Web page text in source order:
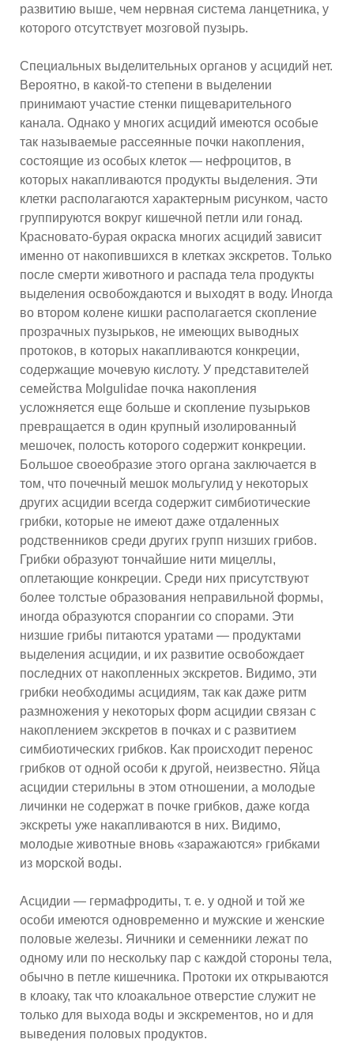
развитию выше, чем нервная система ланцетника, у
которого отсутствует мозговой пузырь.
Специальных выделительных органов у асцидий нет.
Вероятно, в какой-то степени в выделении
принимают участие стенки пищеварительного
канала. Однако у многих асцидий имеются особые
так называемые рассеянные почки накопления,
состоящие из особых клеток — нефроцитов, в
которых накапливаются продукты выделения. Эти
клетки располагаются характерным рисунком, часто
группируются вокруг кишечной петли или гонад.
Красновато-бурая окраска многих асцидий зависит
именно от накопившихся в клетках экскретов. Только
после смерти животного и распада тела продукты
выделения освобождаются и выходят в воду. Иногда
во втором колене кишки располагается скопление
прозрачных пузырьков, не имеющих выводных
протоков, в которых накапливаются конкреции,
содержащие мочевую кислоту. У представителей
семейства Molgulidae почка накопления
усложняется еще больше и скопление пузырьков
превращается в один крупный изолированный
мешочек, полость которого содержит конкреции.
Большое своеобразие этого органа заключается в
том, что почечный мешок мольгулид у некоторых
других асцидии всегда содержит симбиотические
грибки, которые не имеют даже отдаленных
родственников среди других групп низших грибов.
Грибки образуют тончайшие нити мицеллы,
оплетающие конкреции. Среди них присутствуют
более толстые образования неправильной формы,
иногда образуются спорангии со спорами. Эти
низшие грибы питаются уратами — продуктами
выделения асцидии, и их развитие освобождает
последних от накопленных экскретов. Видимо, эти
грибки необходимы асцидиям, так как даже ритм
размножения у некоторых форм асцидии связан с
накоплением экскретов в почках и с развитием
симбиотических грибков. Как происходит перенос
грибков от одной особи к другой, неизвестно. Яйца
асцидии стерильны в этом отношении, а молодые
личинки не содержат в почке грибков, даже когда
экскреты уже накапливаются в них. Видимо,
молодые животные вновь «заражаются» грибками
из морской воды.
Асцидии — гермафродиты, т. е. у одной и той же
особи имеются одновременно и мужские и женские
половые железы. Яичники и семенники лежат по
одному или по нескольку пар с каждой стороны тела,
обычно в петле кишечника. Протоки их открываются
в клоаку, так что клоакальное отверстие служит не
только для выхода воды и экскрементов, но и для
выведения половых продуктов.